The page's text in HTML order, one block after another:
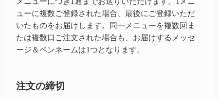
ューに複数ご登録された場合、最後にご登録いただ
いたものをお届けします。同一メニューを複数回ま
たは複数口ご注文された場合も、お届けするメッセ
ージ＆ペンネームは1つとなります。
注文の締切